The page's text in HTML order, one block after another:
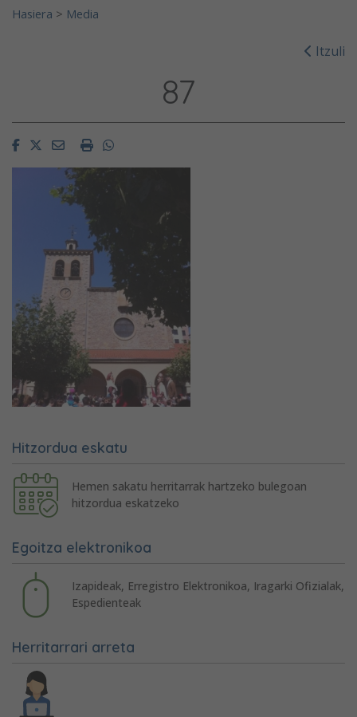
Hasiera > Media
Itzuli
87
FacebookTwitterEmailImprimirWhatsapp
Hitzordua eskatu
Hemen sakatu herritarrak hartzeko bulegoan
hitzordua eskatzeko
Egoitza elektronikoa
Izapideak, Erregistro Elektronikoa, Iragarki Ofizialak,
Espedienteak
Herritarrari arreta